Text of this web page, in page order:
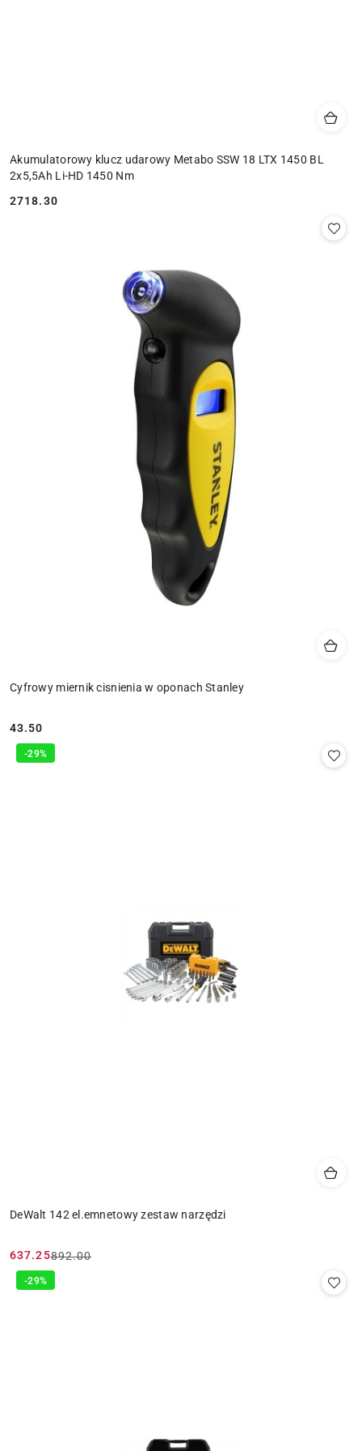
Akumulatorowy klucz udarowy Metabo SSW 18 LTX 1450 BL
2x5,5Ah Li-HD 1450 Nm
Cena:
2718.30
Cyfrowy miernik cisnienia w oponach Stanley
Cena:
43.50
DeWalt 142 el.emnetowy zestaw narzędzi
Cena
promocyjna:
637.25
Cena
przed
892.00
-29%
-29%